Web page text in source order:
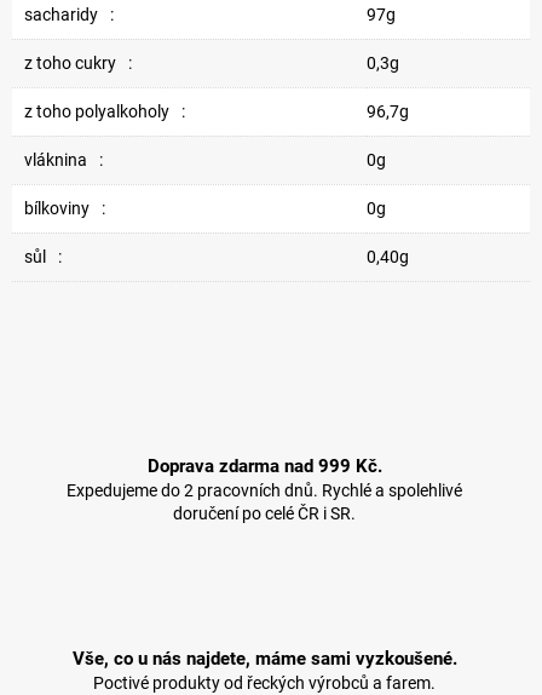
sacharidy : 97g
z toho cukry : 0,3g
z toho polyalkoholy : 96,7g
vláknina : 0g
bílkoviny : 0g
sůl : 0,40g
Doprava zdarma nad 999 Kč.
Expedujeme do 2 pracovních dnů. Rychlé a spolehlivé
doručení po celé ČR i SR.
Vše, co u nás najdete, máme sami vyzkoušené.
Poctivé produkty od řeckých výrobců a farem.